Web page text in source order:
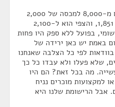
בתחום התעשייה אנחנו יורדים מ-8,000 למכסה של 2,000
בשנת 2004. המימוש הוא של 1,851, והצפי הוא ל-2,100
ה-8,000 הוא רישומי, בפועל ללא ספק היו פחות
באמת יש כאן ירידה של
בוודאות לפי כל הצלבה שאנחנו
שלא פעלו ולא עבדו כל כך
מה בכל זאת? הם היו
למקצועות מוכרים נניח
אבל הרישומת שלנו היא